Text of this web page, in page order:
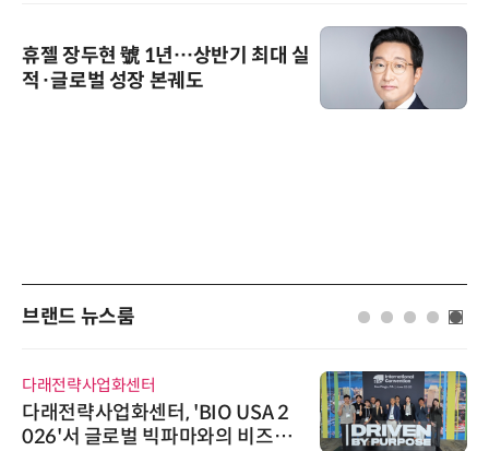
휴젤 장두현 號 1년…상반기 최대 실
적·글로벌 성장 본궤도
브랜드 뉴스룸
다래전략사업화센터
다래전략사업화센터, 'BIO USA 2
026'서 글로벌 빅파마와의 비즈니